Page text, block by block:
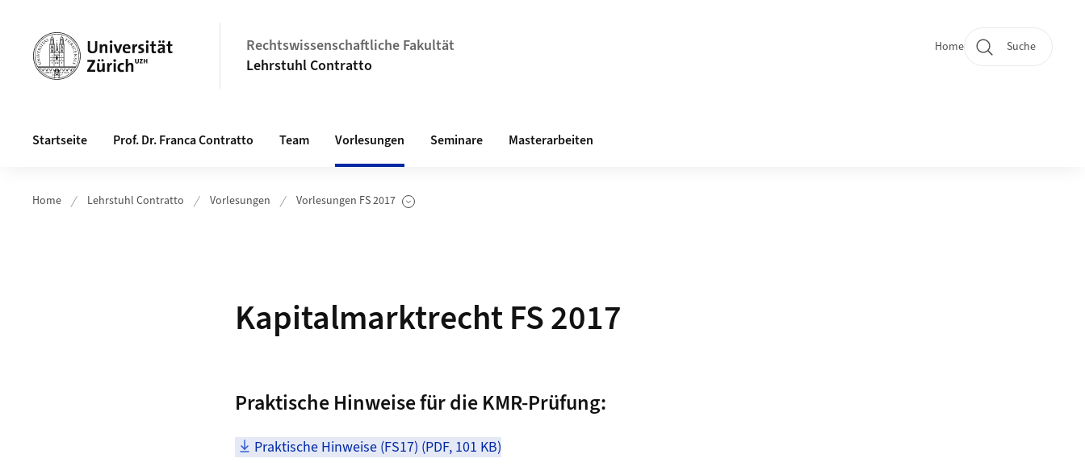
Rechtswissenschaftliche Fakultät
Lehrstuhl Contratto
Quicklinks
Home Suche
Startseite Prof. Dr. Franca Contratto Team Vorlesungen Seminare Masterarbeiten
Home Lehrstuhl Contratto Vorlesungen Vorlesungen FS 2017
Unterseiten anzeigen
Kapitalmarktrecht FS 2017
Praktische Hinweise für die KMR-Prüfung:
Praktische Hinweise (FS17) (PDF, 101 KB)